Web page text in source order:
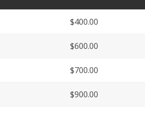
$400.00
$600.00
$700.00
$900.00